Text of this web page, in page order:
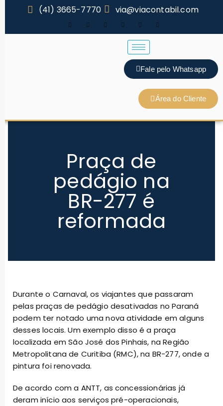
(41) 3665-7770 via@viacontabil.com
Fale pelo Whatsapp
Área do Cliente
Praça de
pedágio na
BR-277 é
reformada
Durante o Carnaval, os viajantes que passaram
pelas praças de pedágio desativadas no Paraná
podem ter notado uma nova atividade em alguns
desses locais. Um exemplo disso é a praça
localizada em São José dos Pinhais, na Região
Metropolitana de Curitiba (RMC), na BR-277, onde a
pintura foi renovada.
De acordo com a ANTT, as concessionárias já
deram início aos serviços pré-operacionais,